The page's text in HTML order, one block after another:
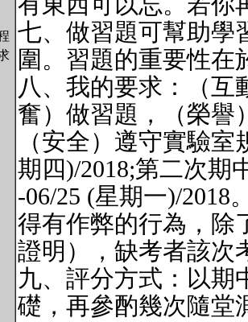
七、做習題可幫助學
圍。習題的重要性在
八、我的要求：（互
奮）做習題，（榮譽
（安全）遵守實驗
期四)/2018;第二次期
-06/25 (星期一)/2018
得有作弊的行為，除
證明），缺考者該次
九、評分方式：以期
礎，再參酌幾次隨堂